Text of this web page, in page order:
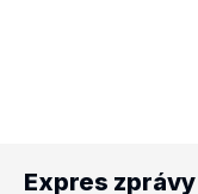
Expres zprávy